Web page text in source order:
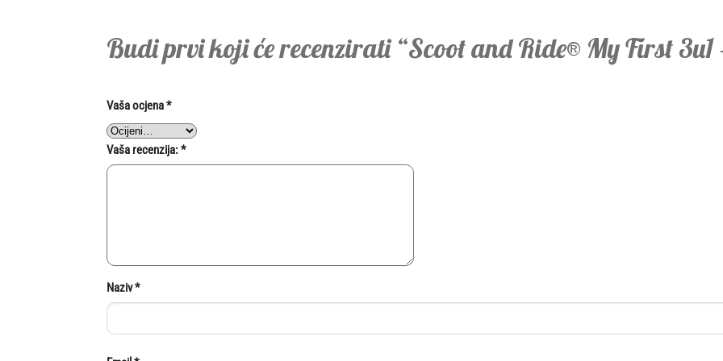
Budi prvi koji će recenzirati “Scoot and Ride® My First 3u1
Vaša ocjena*
Vaša recenzija:*
Naziv*